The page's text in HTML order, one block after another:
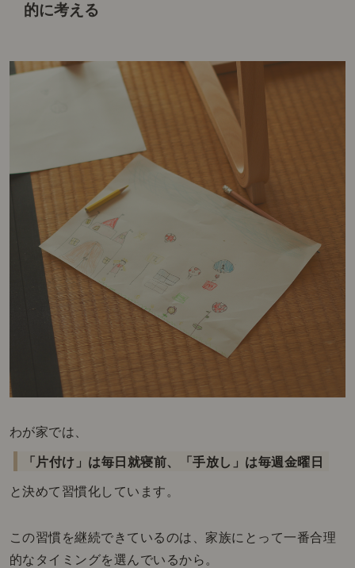
的に考える
わが家では、
「片付け」は毎日就寝前、「手放し」は毎週金曜日
と決めて習慣化しています。
この習慣を継続できているのは、家族にとって一番合理
的なタイミングを選んでいるから。